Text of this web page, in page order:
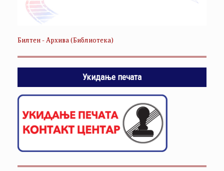
Билтен - Архива (Библиотека)
Укидање печата